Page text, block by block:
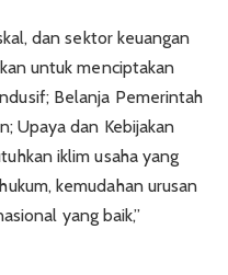
dan sektor keuangan
untuk menciptakan
Belanja Pemerintah
Upaya dan Kebijakan
iklim usaha yang
kemudahan urusan
yang baik,”